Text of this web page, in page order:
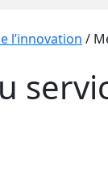
l’innovation /